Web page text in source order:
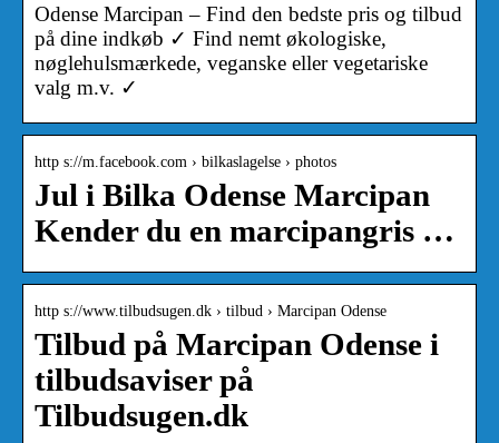
Odense Marcipan – Find den bedste pris og tilbud
på dine indkøb ✓ Find nemt økologiske,
nøglehulsmærkede, veganske eller vegetariske
valg m.v. ✓
http s://m.facebook.com › bilkaslagelse › photos
Jul i Bilka Odense Marcipan
Kender du en marcipangris …
http s://www.tilbudsugen.dk › tilbud › Marcipan Odense
Tilbud på Marcipan Odense i
tilbudsaviser på
Tilbudsugen.dk